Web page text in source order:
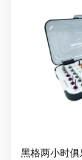
黑格两小时俱